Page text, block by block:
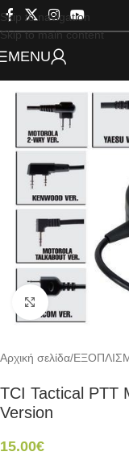
Skip to navigation
Skip to main content
MENU
Αρχική σελίδα/
TCI Tactical PTT
Version
15.00€